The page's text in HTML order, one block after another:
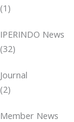
(1)
IPERINDO News
(32)
Journal
(2)
Member News